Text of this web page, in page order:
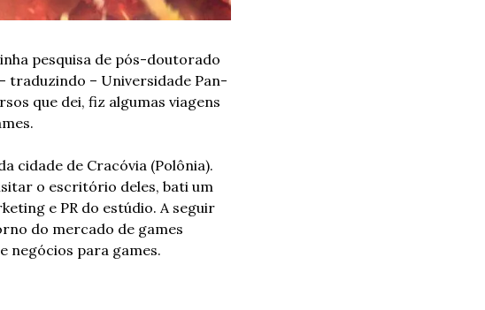
pesquisa de pós-doutorado
traduzindo – Universidade Pan-
que dei, fiz algumas viagens
cidade de Cracóvia (Polônia).
o escritório deles, bati um
e PR do estúdio. A seguir
do mercado de games
negócios para games.